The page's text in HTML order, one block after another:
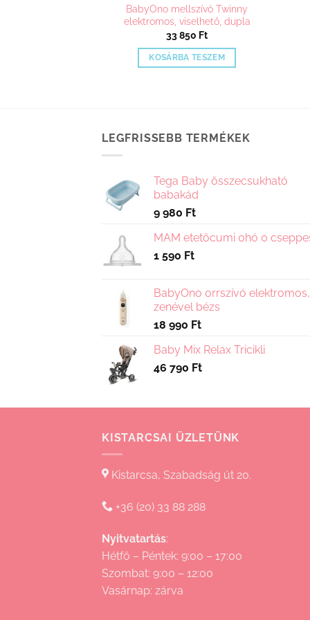
BabyOno mellszívó Twinny
elektromos, viselhető, dupla
33 850 Ft
KOSÁRBA TESZEM
LEGFRISSEBB TERMÉKEK
Tega Baby összecsukható
babakád
9 980 Ft
MAM etetőcumi 0hó 0
1 590 Ft
BabyOno orrszívó elektromos,
zenével bézs
18 990 Ft
Baby Mix Relax Tricikli
46 790 Ft
KISTARCSAI ÜZLETÜNK
Kistarcsa, Szabadság út 20.
+36 (20) 33 88 288
Nyitvatartás:
Hétfő – Péntek: 9:00 – 17:00
Szombat: 9:00 – 12:00
Vasárnap: zárva